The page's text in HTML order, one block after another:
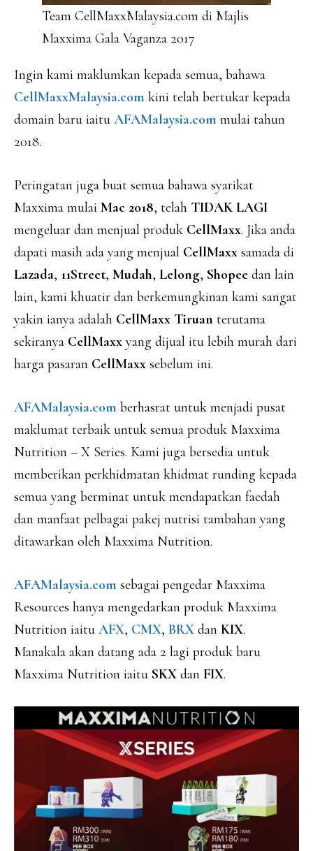
Team CellMaxxMalaysia.com di Majlis
Maxxima Gala Vaganza 2017
Ingin kami maklumkan kepada semua, bahawa
CellMaxxMalaysia.com kini telah bertukar kepada
domain baru iaitu AFAMalaysia.com mulai tahun
2018.
Peringatan juga buat semua bahawa syarikat
Maxxima mulai Mac 2018, telah TIDAK LAGI
mengeluar dan menjual produk CellMaxx. Jika anda
dapati masih ada yang menjual CellMaxx samada di
Lazada, 11Street, Mudah, Lelong, Shopee dan lain
lain, kami khuatir dan berkemungkinan kami sangat
yakin ianya adalah CellMaxx Tiruan terutama
sekiranya CellMaxx yang dijual itu lebih murah dari
harga pasaran CellMaxx sebelum ini.
AFAMalaysia.com berhasrat untuk menjadi pusat
maklumat terbaik untuk semua produk Maxxima
Nutrition – X Series. Kami juga bersedia untuk
memberikan perkhidmatan khidmat runding kepada
semua yang berminat untuk mendapatkan faedah
dan manfaat pelbagai pakej nutrisi tambahan yang
ditawarkan oleh Maxxima Nutrition.
AFAMalaysia.com sebagai pengedar Maxxima
Resources hanya mengedarkan produk Maxxima
Nutrition iaitu AFX, CMX, BRX dan KIX.
Manakala akan datang ada 2 lagi produk baru
Maxxima Nutrition iaitu SKX dan FIX.